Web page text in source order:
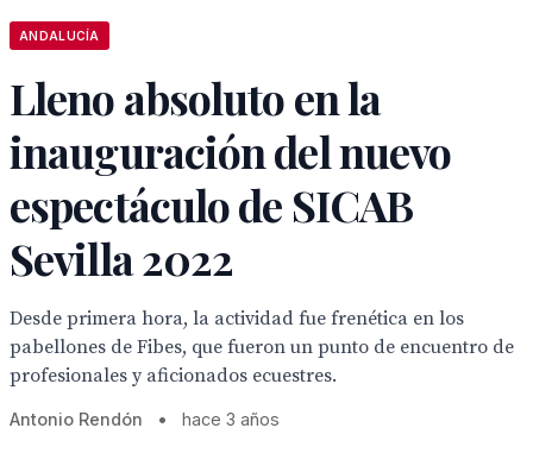
ANDALUCÍA
Lleno absoluto en la
inauguración del nuevo
espectáculo de SICAB
Sevilla 2022
Desde primera hora, la actividad fue frenética en los
pabellones de Fibes, que fueron un punto de encuentro de
profesionales y aficionados ecuestres.
Antonio Rendón • hace 3 años